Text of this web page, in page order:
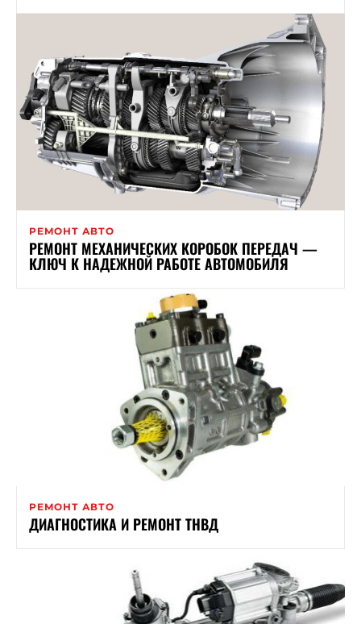
РЕМОНТ АВТО
РЕМОНТ МЕХАНИЧЕСКИХ КОРОБОК ПЕРЕДАЧ —
КЛЮЧ К НАДЕЖНОЙ РАБОТЕ АВТОМОБИЛЯ
РЕМОНТ АВТО
ДИАГНОСТИКА И РЕМОНТ ТНВД